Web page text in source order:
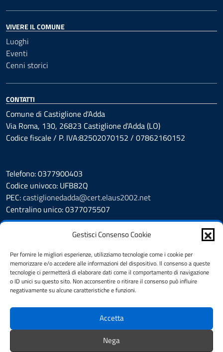
Gestisci Consenso Cookie
Per fornire le migliori esperienze, utilizziamo tecnologie come i cookie per
memorizzare e/o accedere alle informazioni del dispositivo. Il consenso a queste
tecnologie ci permetterà di elaborare dati come il comportamento di navigazione
o ID unici su questo sito. Non acconsentire o ritirare il consenso può influire
negativamente su alcune caratteristiche e funzioni.
Accetta
Nega
VIVERE IL COMUNE
Luoghi
Eventi
Cenni storici
CONTATTI
Comune di Castiglione d'Adda
Via Roma, 130, 26823 Castiglione d'Adda (LO)
Codice fiscale / P. IVA:82502070152 / 07862160152
Telefono: 0377900403
Codice univoco: UFB82Q
PEC:castiglionedadda@cert.elaus2002.net
Centralino unico: 0377075507
Prenotazione appuntamento
Segnalazione disservizio
Amministrazione Trasparente
Albo Pretorio
Cookie Policy
Dichiarazione di accessibilità
Obiettivi di accessibilità
Feedback